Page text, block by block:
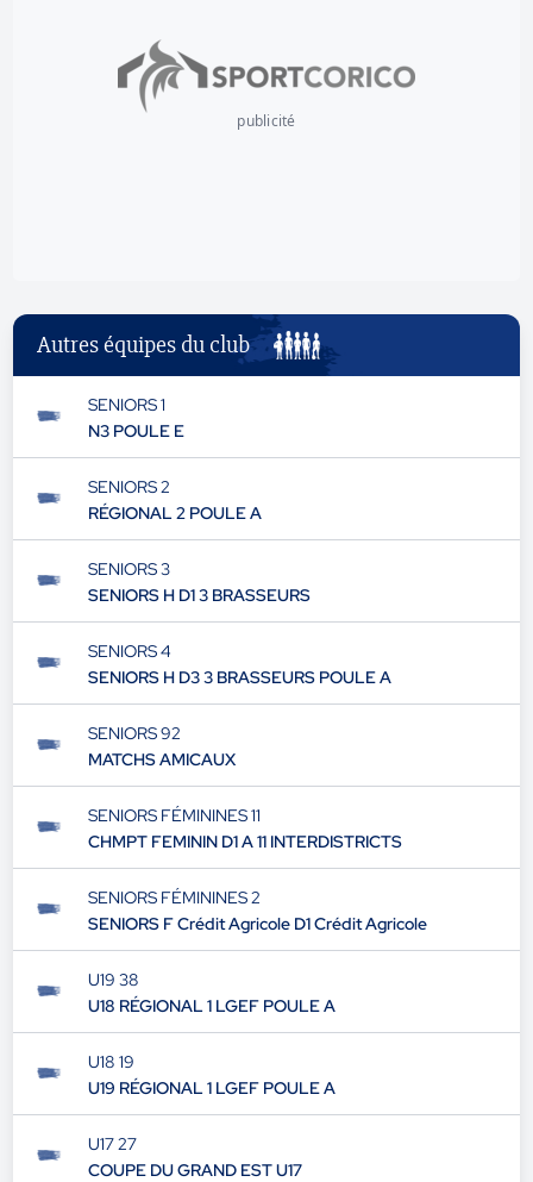
publicité
Autres équipes du club
SENIORS 1
N3 POULE E
SENIORS 2
RÉGIONAL 2 POULE A
SENIORS 3
SENIORS H D1 3 BRASSEURS
SENIORS 4
SENIORS H D3 3 BRASSEURS POULE A
SENIORS 92
MATCHS AMICAUX
SENIORS FÉMININES 11
CHMPT FEMININ D1 A 11 INTERDISTRICTS
SENIORS FÉMININES 2
SENIORS F Crédit Agricole D1 Crédit Agricole
U19 38
U18 RÉGIONAL 1 LGEF POULE A
U18 19
U19 RÉGIONAL 1 LGEF POULE A
U17 27
COUPE DU GRAND EST U17